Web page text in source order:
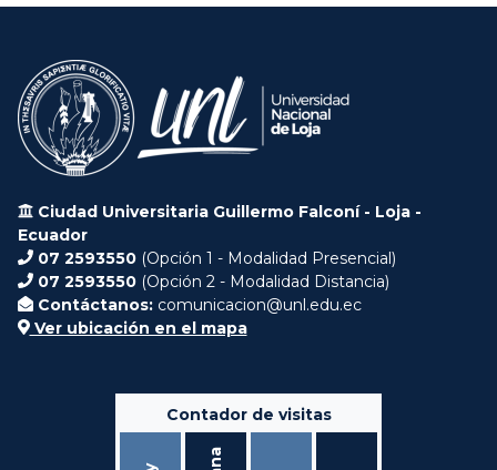
Ciudad Universitaria Guillermo Falconí - Loja -
Ecuador
07 2593550 (Opción 1 - Modalidad Presencial)
07 2593550 (Opción 2 - Modalidad Distancia)
Contáctanos: comunicacion@unl.edu.ec
Ver ubicación en el mapa
Contador de visitas